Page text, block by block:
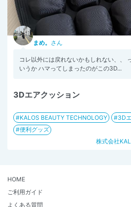
まめ。 さん
コレ以外には戻れないかもしれない、、
いうか ハマってしまったのがこの3D...
3Dエアクッション
KALOS BEAUTY TECHNOLOGY
3D
便利グッズ
株式会社
HOME
ご利用ガイド
よくある質問